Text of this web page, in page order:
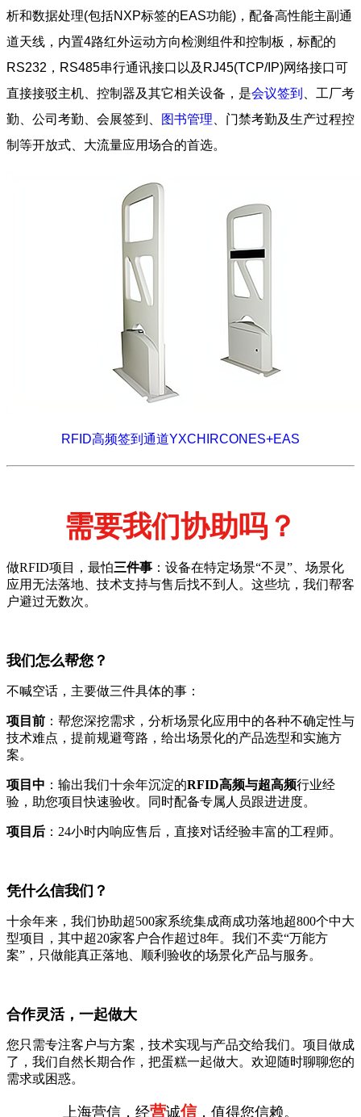
析和数据处理(包括NXP标签的EAS功能)，配备高性能主副通
道天线，内置4路红外运动方向检测组件和控制板，标配的
RS232，RS485串行通讯接口以及RJ45(TCP/IP)网络接口可
直接接驳主机、控制器及其它相关设备，是会议签到
、工厂考
勤、公司考勤、会展签到、
图书管理 、门禁考勤及生产过程控
制等开放式、大流量应用场合的首选。
RFID高频签到通道YXCHIRCONES+EAS
需要我们协助吗？
做RFID项目，最怕三件事 ：设备在特定场景“不灵”、场景化
应用无法落地、技术支持与售后找不到人。这些坑，我们帮客
户避过无数次。
我们怎么帮您？
不喊空话，主要做三件具体的事：
项目前 ：帮您深挖需求，分析场景化应用中的各种不确定性与
技术难点，提前规避弯路，给出场景化的产品选型和实施方
案。
项目中 ：输出我们十余年沉淀的RFID高频与超高频行业经
验，助您项目快速验收。同时配备专属人员跟进进度。
项目后 ：24小时内响应售后，直接对话经验丰富的工程师。
凭什么信我们？
十余年来，我们协助超500家系统集成商成功落地超800个中大
型项目，其中超20家客户合作超过8年。我们不卖“万能方
案”，只做能真正落地、顺利验收的场景化产品与服务。
合作灵活，一起做大
您只需专注客户与方案，技术实现与产品交给我们。项目做成
了，我们自然长期合作，把蛋糕一起做大。欢迎随时聊聊您的
需求或困惑。
上海营信，经营诚信，值得您信赖。